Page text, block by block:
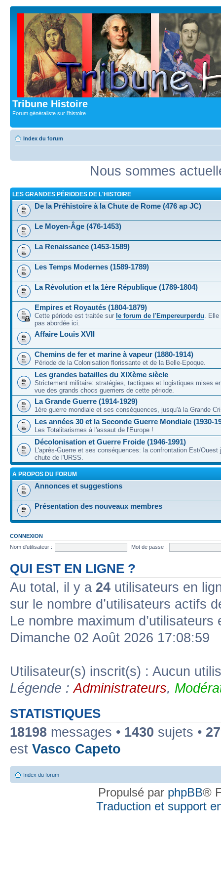
Tribune Histoire
Forum généraliste sur l'histoire
Index du forum
Nous sommes
LES GRANDES PÉRIODES DE L'HISTOIRE
De la Préhistoire à la Chute de Rome (476 ap JC)
Le Moyen-Âge (476-1453)
La Renaissance (1453-1589)
Les Temps Modernes (1589-1789)
La Révolution et la 1ère République (1789-1804)
Empires et Royautés (1804-1879)
Cette période est traitée sur le forum de l'Empereurperdu. Elle
pas abordée ici.
Affaire Louis XVII
Chemins de fer et marine à vapeur (1880-1914)
Période de la Colonisation florissante et de la Belle-Epoque.
Les grandes batailles du XIXème siècle
Strictement militaire: stratégies, tactiques et logistiques mises
vue des grands chocs guerriers de cette période.
La Grande Guerre (1914-1929)
1ère guerre mondiale et ses conséquences, jusqu'à la Grande
Les années 30 et la Seconde Guerre Mondiale (1930-
Les Totalitarismes à l'assaut de l'Europe !
Décolonisation et Guerre Froide (1946-1991)
L'après-Guerre et ses conséquences: la confrontation Est/Ouest
chute de l'URSS.
A PROPOS DU FORUM
Annonces et suggestions
Présentation des nouveaux membres
CONNEXION
Nom d’utilisateur :
Mot de passe :
QUI EST EN LIGNE ?
Au total, il y a 24 utilisateurs en
sur le nombre d’utilisateurs actifs
Le nombre maximum
Dimanche 02 Août 2026 17:08:59
Utilisateur(s) inscrit(s) : Aucun
Légende :Administrateurs,
STATISTIQUES
18198 messages • 1430 sujets •
est Vasco Capeto
Index du forum
Propulsé par phpBB®
Traduction et support